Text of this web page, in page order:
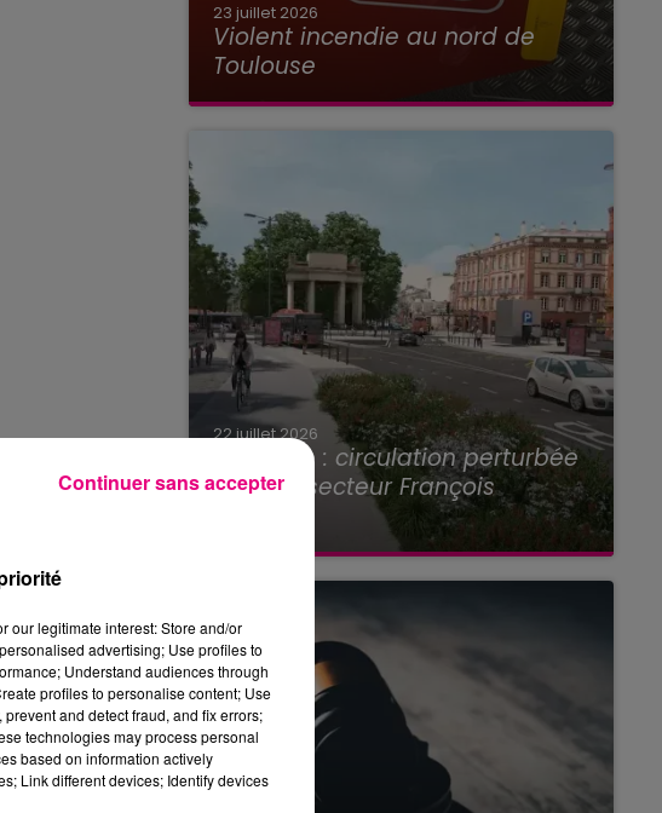
23 juillet 2026
Violent incendie au nord de
Toulouse
22 juillet 2026
Toulouse : circulation perturbée
dans le secteur François
our legitimate interest: Store and/or
advertising; Use profiles to
Understand audiences through
profiles to personalise content; Use
and detect fraud, and fix errors;
technologies may process personal
based on information actively
Link different devices; Identify devices
Continuer sans accepter